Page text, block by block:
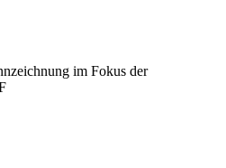
im Fokus der